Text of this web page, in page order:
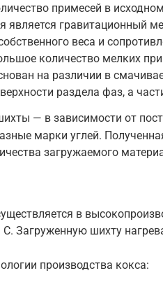
примесей в
является гравитационный
веса и
количество мелких
на различии в
раздела фаз, а
— в зависимости от
марки углей.
загружаемого
в
Загруженную шихту
производства кокса: